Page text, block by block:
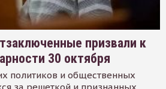
призвали к
30 октября
политиков и общественных